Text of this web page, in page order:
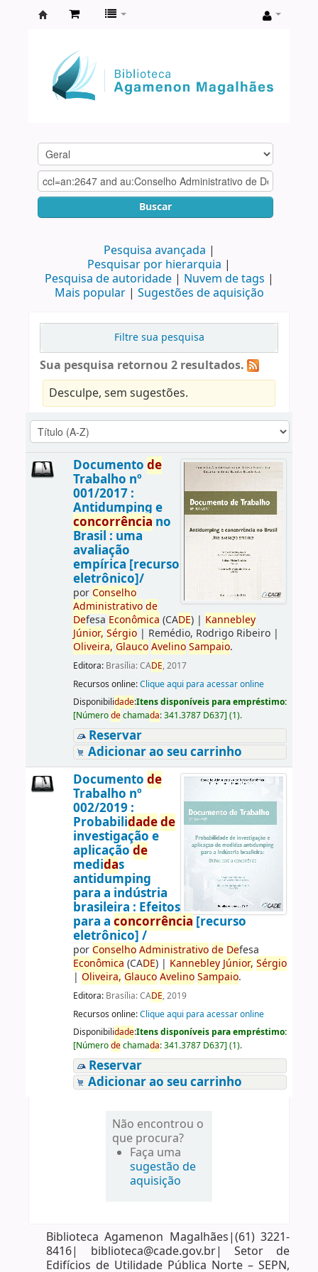
Agamenon
Magalhães
Buscar
Pesquisa avançada
Pesquisar por hierarquia
Pesquisa de autoridade
Nuvem de tags
Mais popular
Sugestões de aquisição
Filtre sua pesquisa
Sua pesquisa retornou 2 resultados.
Desculpe, sem sugestões.
Documento de
Trabalho nº
001/2017 :
Antidumping e
concorrência no
Brasil : uma
avaliação
empírica [recurso
eletrônico]/
porConselho
Administrativo de
Defesa Econômica (CADE)| Kannebley
Júnior, Sérgio| Remédio, Rodrigo Ribeiro|
Oliveira, Glauco Avelino Sampaio.
Editora: Brasília: CADE, 2017
Recursos online:Clique aqui para acessar online
Disponibilidade:Itens disponíveis para empréstimo:
[Númerodechamada:341.3787 D637] (1).
Reservar
Adicionar ao seu carrinho
Documento de
Trabalho nº
002/2019 :
Probabilidadede
investigação e
aplicação de
medidas
antidumping
para a indústria
brasileira : Efeitos
para a concorrência [recurso
eletrônico] /
porConselho Administrativo de Defesa
Econômica (CADE)| Kannebley Júnior, Sérgio
| Oliveira, Glauco Avelino Sampaio.
Editora: Brasília: CADE, 2019
Recursos online:Clique aqui para acessar online
Disponibilidade:Itens disponíveis para empréstimo:
[Númerodechamada:341.3787 D637] (1).
Reservar
Adicionar ao seu carrinho
Não encontrou o
que procura?
Faça uma
sugestão de
aquisição
Biblioteca Agamenon Magalhães|(61) 3221-
8416| biblioteca@cade.gov.br| Setor de
Edifícios de Utilidade Pública Norte – SEPN,